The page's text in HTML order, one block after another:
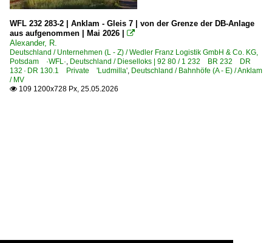
WFL 232 283-2 | Anklam - Gleis 7 | von der Grenze der DB-Anlage
aus aufgenommen | Mai 2026 |

Alexander, R.
Deutschland / Unternehmen (L - Z) / Wedler Franz Logistik GmbH & Co. KG,
Potsdam ·WFL·, Deutschland / Dieselloks | 92 80 / 1 232 BR 232 DR
132 · DR 130.1 Private 'Ludmilla', Deutschland / Bahnhöfe (A - E) / Anklam
/ MV
 109 1200x728 Px, 25.05.2026